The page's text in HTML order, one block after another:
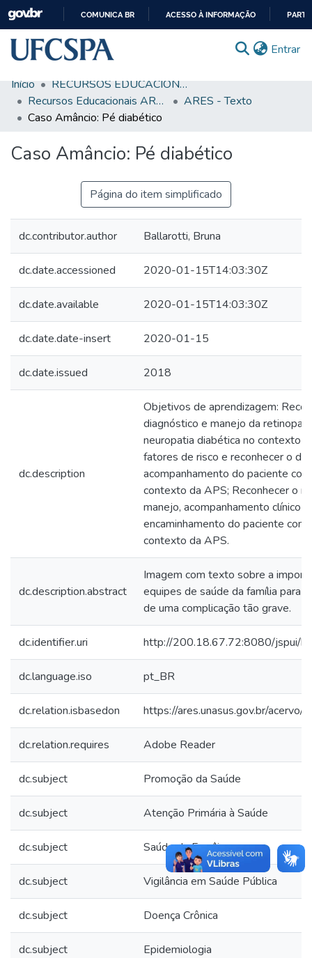
CONTEÚDO
COMUNICA BR ACESSO À INFORMAÇÃO
Entrar
Comunidades & Coleções
Busca Facetada
Estatísticas
Autoarquivamento
Sobre o RI-UFCSPA
FAQ
Início
RECURSOS EDUCACIONAIS
Recursos Educacionais ARES/UNA-SUS
ARES - Texto
Caso Amâncio: Pé diabético
Caso Amâncio: Pé diabético
Página do item simplificado
dc.contributor.author Ballarotti, Bruna
dc.date.accessioned 2020-01-15T14:03:30Z
dc.date.available 2020-01-15T14:03:30Z
dc.date.date-insert 2020-01-15
dc.date.issued 2018
dc.description
Objetivos de aprendizagem:
diagnóstico e manejo da
neuropatia diabética no contexto
fatores de risco e reconhecer o
acompanhamento do paciente
contexto da APS; Reconhecer o
manejo, acompanhamento clínico
encaminhamento do paciente com
contexto da APS.
dc.description.abstract
Imagem com texto sobre a
equipes de saúde da família para
de uma complicação tão grave.
dc.identifier.uri http://200.18.67.72:8080/jspui/
dc.language.iso pt_BR
dc.relation.isbasedon https://ares.unasus.gov.br/
dc.relation.requires Adobe Reader
dc.subject Promoção da Saúde
dc.subject Atenção Primária à Saúde
dc.subject Saúde da Família
dc.subject Vigilância em Saúde Pública
dc.subject Doença Crônica
dc.subject Epidemiologia